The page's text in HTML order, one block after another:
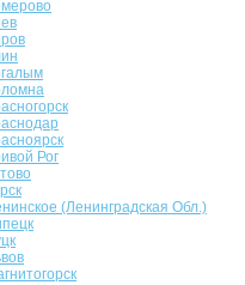
Рог
(Ленинградская Обл.)